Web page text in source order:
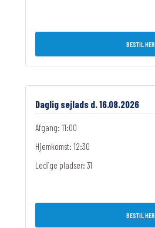
BESTIL HER
Daglig sejlads d. 16.08.2026
Afgang: 11:00
Hjemkomst: 12:30
Ledige pladser: 31
BESTIL HER